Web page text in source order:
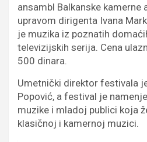
ansambl Balkanske kamerne
upravom dirigenta Ivana
je muzika iz poznatih
televizijskih serija. Cena
500 dinara.
Umetnički direktor festivala
Popović, a festival je
muzike i mladoj publici koja
klasičnoj i kamernoj muzici.